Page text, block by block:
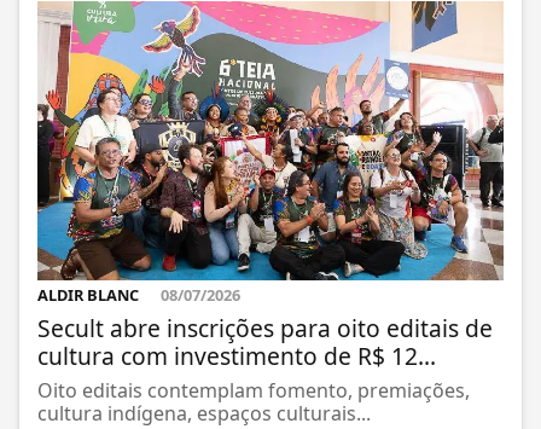
ALDIR BLANC 08/07/2026
Secult abre inscrições para oito editais de
cultura com investimento de R$ 12...
Oito editais contemplam fomento, premiações,
cultura indígena, espaços culturais...